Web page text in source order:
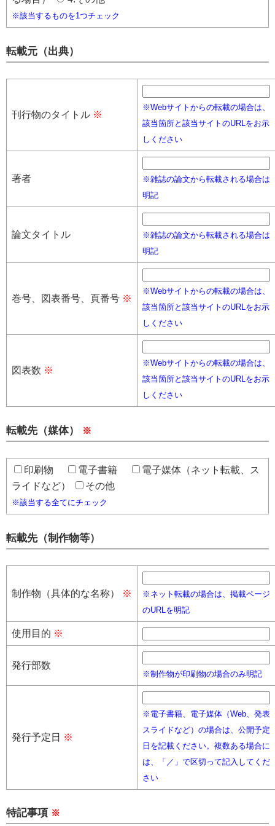
※該当するものを1つチェック
転載元（出典）
刊行物のタイトル ※
※Webサイトからの転載の場合は、
該当箇所と該当サイトのURLをお示
しください
著者
※雑誌の論文から転載される場合は
明記
論文タイトル
※雑誌の論文から転載される場合は
明記
巻号、図表番号、頁番号 ※
※Webサイトからの転載の場合は、
該当箇所と該当サイトのURLをお示
しください
図表数 ※
※Webサイトからの転載の場合は、
該当箇所と該当サイトのURLをお示
しください
転載先（媒体） ※
印刷物 電子書籍
電子媒体（ネット転載、ス
ライドなど）
その他
※該当する全てにチェック
転載先（制作物等）
制作物（具体的な名称） ※
※ネット転載の場合は、掲載ページ
のURLを明記
使用目的 ※
発行部数
※制作物が印刷物の場合のみ明記
発行予定日 ※
※電子書籍、電子媒体（Web、発表
スライドなど）の場合は、公開予定
日を記載ください。複数ある場合に
は、「／」で区切って記入してくだ
さい
特記事項 ※